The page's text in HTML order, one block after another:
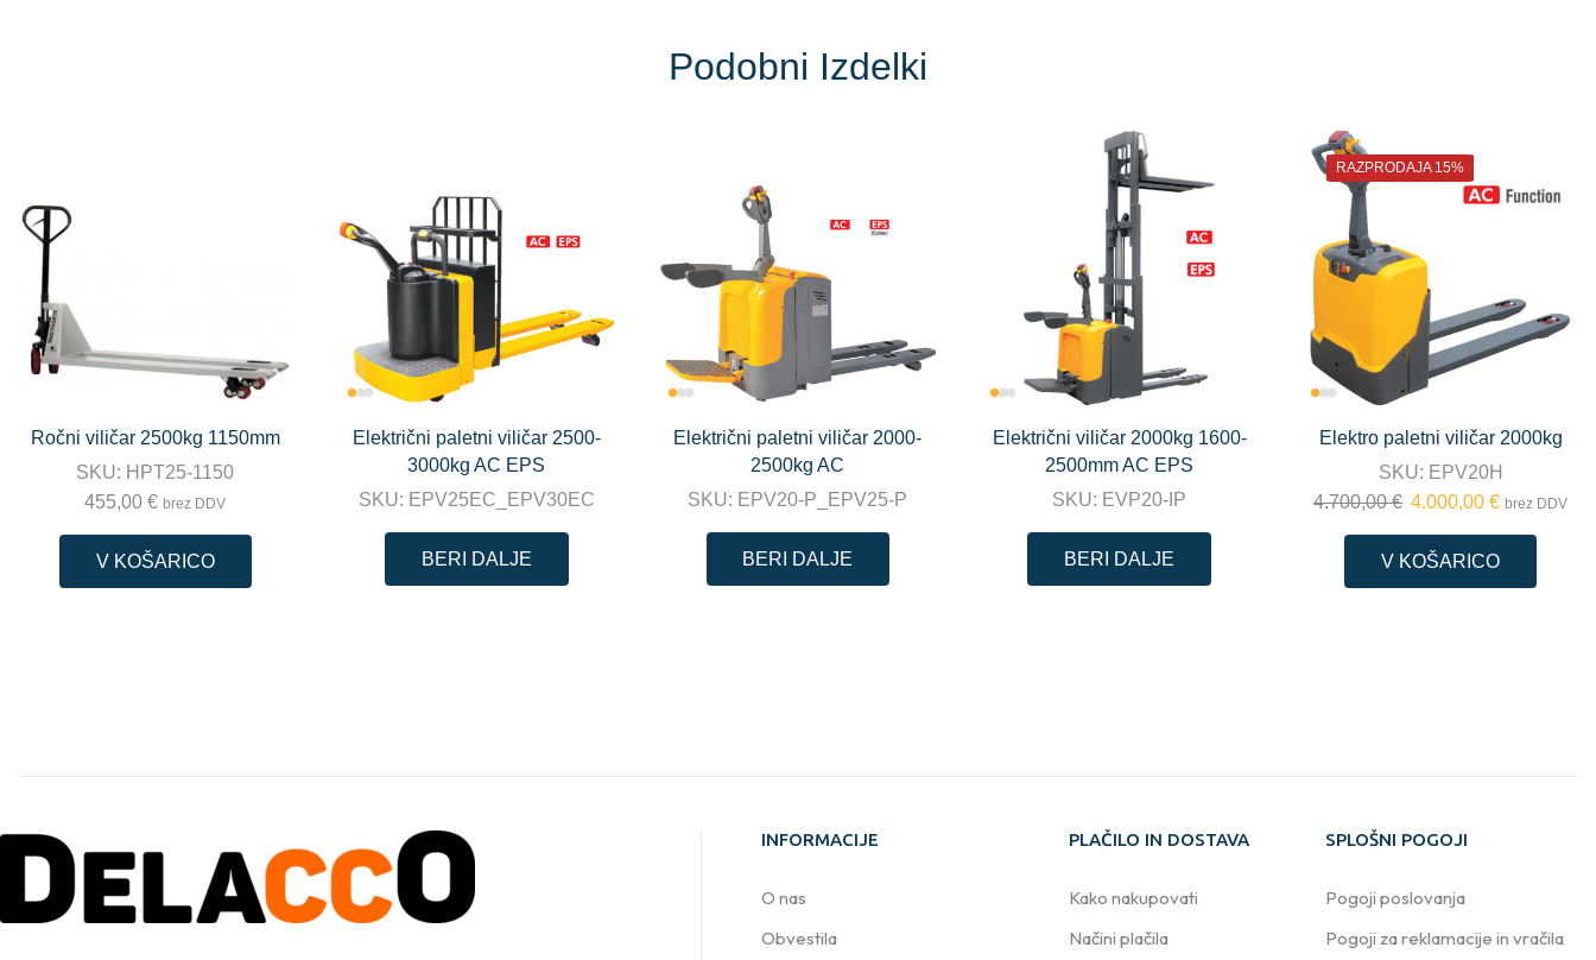
Podobni Izdelki
Ročni viličar 2500kg 1150mm
SKU: HPT25-1150
455,00€ brez DDV
V KOŠARICO
Električni paletni viličar 2500-
3000kg AC EPS
SKU: EPV25EC_EPV30EC
BERI DALJE
Električni paletni viličar 2000-
2500kg AC
SKU: EPV20-P_EPV25-P
BERI DALJE
Električni viličar 2000kg 1600-
2500mm AC EPS
SKU: EVP20-IP
BERI DALJE
RAZPRODAJA 15%
Elektro paletni viličar 2000kg
SKU: EPV20H
4.700,00€ 4.000,00€ brez DDV
V KOŠARICO
INFORMACIJE
O nas
Obvestila
PLAČILO IN DOSTAVA
Kako nakupovati
Načini plačila
SPLOŠNI POGOJI
Pogoji poslovanja
Pogoji za reklamacije in vračila